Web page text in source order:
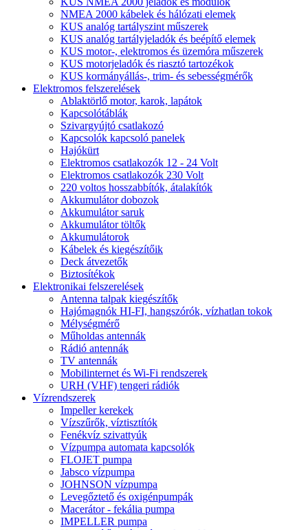
NMEA 2000 kábelek és hálózati elemek
KUS analóg tartályszint műszerek
KUS analóg tartályjeladók és beépítő elemek
KUS motor-, elektromos és üzemóra műszerek
KUS motorjeladók és riasztó tartozékok
KUS kormányállás-, trim- és sebességmérők
Elektromos felszerelések
Ablaktörlő motor, karok, lapátok
Kapcsolótáblák
Szivargyújtó csatlakozó
Kapcsolók kapcsoló panelek
Hajókürt
Elektromos csatlakozók 12 - 24 Volt
Elektromos csatlakozók 230 Volt
220 voltos hosszabbítók, átalakítók
Akkumulátor dobozok
Akkumulátor saruk
Akkumulátor töltők
Akkumulátorok
Kábelek és kiegészítőik
Deck átvezetők
Biztosítékok
Elektronikai felszerelések
Antenna talpak kiegészítők
Hajómagnók HI-FI, hangszórók, vízhatlan tokok
Mélységmérő
Műholdas antennák
Rádió antennák
TV antennák
Mobilinternet és Wi-Fi rendszerek
URH (VHF) tengeri rádiók
Vízrendszerek
Impeller kerekek
Vízszűrők, víztisztítók
Fenékvíz szivattyúk
Vízpumpa automata kapcsolók
FLOJET pumpa
Jabsco vízpumpa
JOHNSON vízpumpa
Levegőztető és oxigénpumpák
Macerátor - fekália pumpa
IMPELLER pumpa